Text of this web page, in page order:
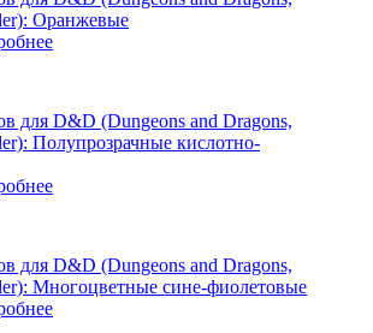
Оранжевые
для D&D (Dungeons and Dragons,
Полупрозрачные кислотно-
для D&D (Dungeons and Dragons,
Многоцветные сине-фиолетовые